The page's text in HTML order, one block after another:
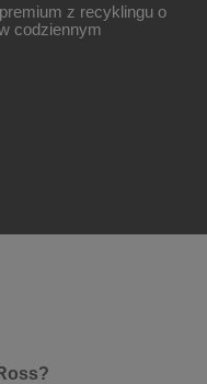
z recyklingu o
codziennym